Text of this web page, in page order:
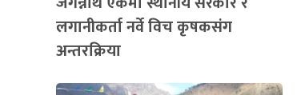
लगानीकर्ता नर्वे विच कृषकसंग
अन्तरक्रिया